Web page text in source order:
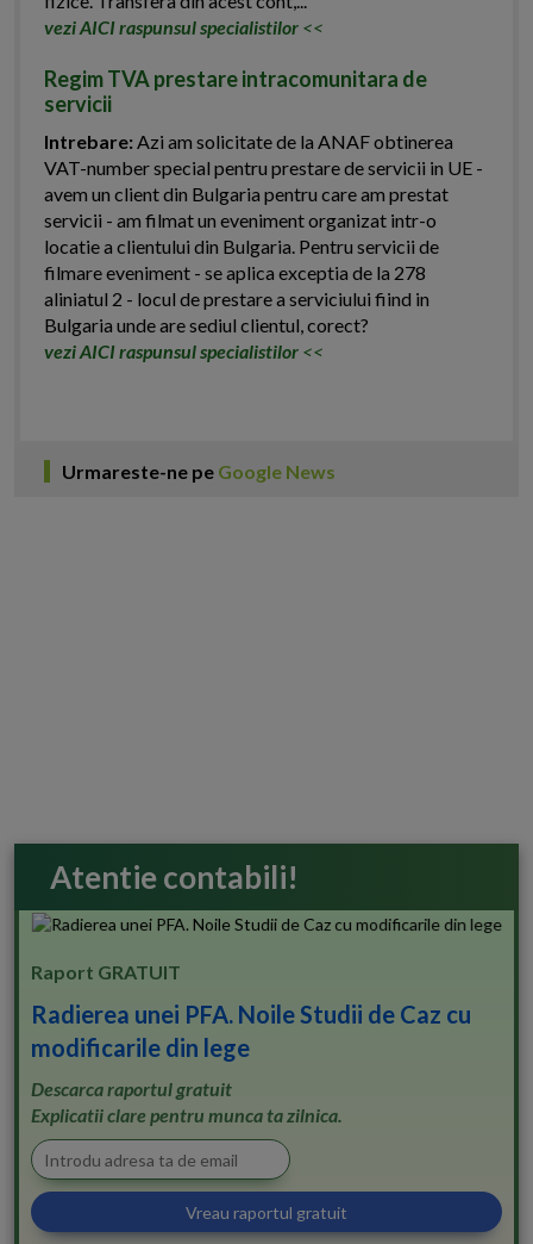
vezi AICI raspunsul specialistilor <<
Regim TVA prestare intracomunitara de
servicii
Intrebare:Azi am solicitate de la ANAF obtinerea
VAT-number special pentru prestare de servicii in UE -
avem un client din Bulgaria pentru care am prestat
servicii - am filmat un eveniment organizat intr-o
locatie a clientului din Bulgaria. Pentru servicii de
filmare eveniment - se aplica exceptia de la 278
aliniatul 2 - locul de prestare a serviciului fiind in
Bulgaria unde are sediul clientul, corect?
vezi AICI raspunsul specialistilor <<
Urmareste-ne pe Google News
Atentie contabili!
Raport GRATUIT
Radierea unei PFA. Noile Studii de Caz cu
modificarile din lege
Descarca raportul gratuit
Explicatii clare pentru munca ta zilnica.